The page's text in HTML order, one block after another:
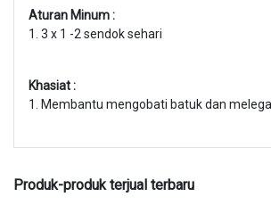
Aturan Minum :
1. 3 x 1 -2 sendok sehari
Khasiat :
1.
Membantu mengobati batuk dan
Produk-produk terjual terbaru